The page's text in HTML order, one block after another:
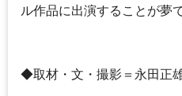
ル作品に出演することが夢で
◆取材・文・撮影＝永田正